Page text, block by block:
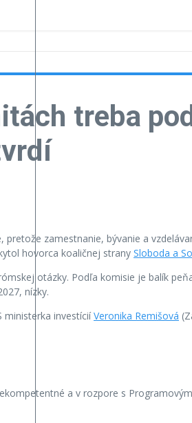
treba
zamestnanie, bývanie a
hovorca koaličnej strany Sloboda a
otázky. Podľa komisie je balík
nízky.
ministerka investíciíVeronika Remišová
a v rozpore s